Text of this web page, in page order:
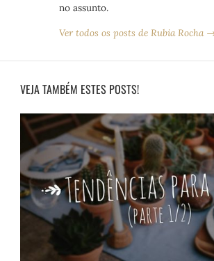
no assunto.
Ver todos os posts de Rubia Rocha
VEJA TAMBÉM ESTES POSTS!